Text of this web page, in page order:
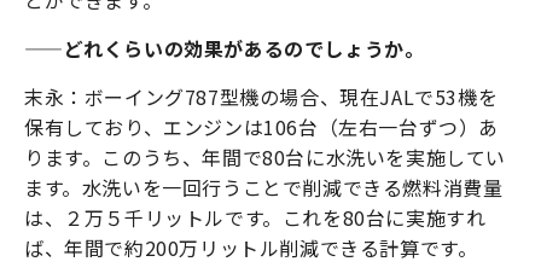
——どれくらいの効果があるのでしょうか。
末永：ボーイング787型機の場合、現在JALで53機を
保有しており、エンジンは106台（左右一台ずつ）あ
ります。このうち、年間で80台に水洗いを実施してい
ます。水洗いを一回行うことで削減できる燃料消費量
は、２万５千リットルです。これを80台に実施すれ
ば、年間で約200万リットル削減できる計算です。